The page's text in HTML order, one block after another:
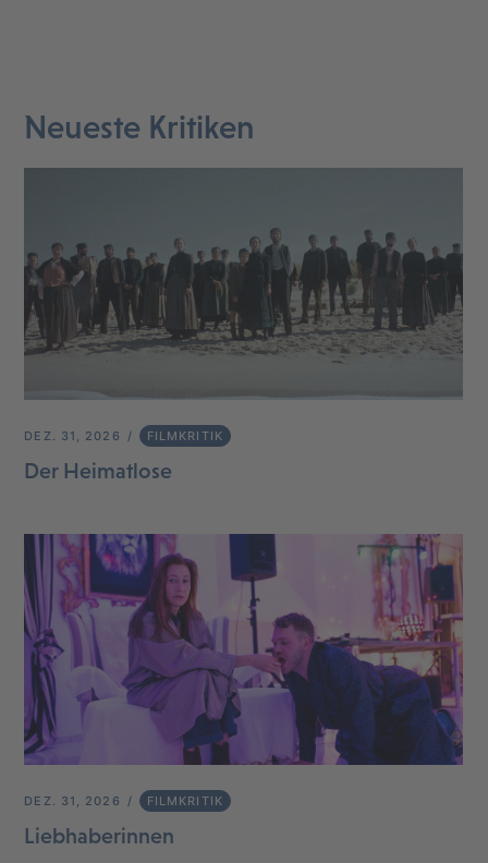
Neueste Kritiken
DEZ. 31, 2026 FILMKRITIK
Der Heimatlose
DEZ. 31, 2026 FILMKRITIK
Liebhaberinnen